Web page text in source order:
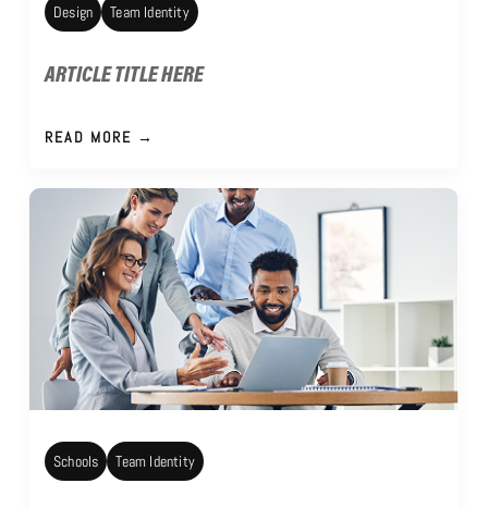
Design Team Identity
ARTICLE TITLE HERE
READ MORE →
Schools Team Identity